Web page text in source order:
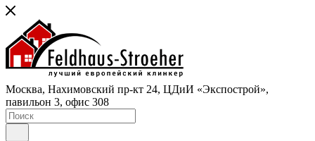
Москва, Нахимовский пр-кт 24, ЦДиИ «Экспострой»,
павильон 3, офис 308